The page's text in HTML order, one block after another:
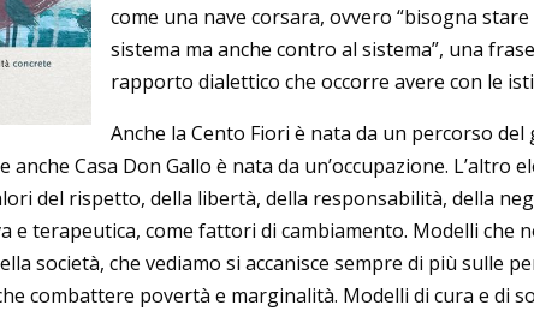
come una nave corsara, ovvero “bisogna
sistema ma anche contro al sistema”, una
rapporto dialettico che occorre avere con le
Anche la Cento Fiori è nata da un percorso del
Casa Don Gallo è nata da un’occupazione. L’altro
del rispetto, della libertà, della responsabilità, della
e terapeutica, come fattori di cambiamento. Modelli che
società, che vediamo si accanisce sempre di più sulle
combattere povertà e marginalità. Modelli di cura e di